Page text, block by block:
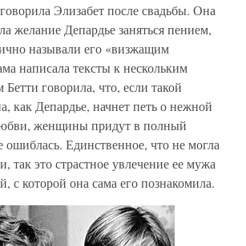
Элизабет после свадьбы. Она
желание Депардье заняться пением,
называли его «визжащим
написала тексты к нескольким
говорила, что, если такой
как Депардье, начнет петь о нежной
женщины придут в полный
ошиблась. Единственное, что не могла
так это страстное увлечение ее мужа
с которой она сама его познакомила.